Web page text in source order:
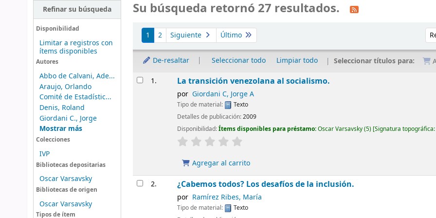
Refinar su búsqueda
Disponibilidad
Limitar a registros con
ítems disponibles
Autores
Abbo de Calvani, Ade...
Araujo, Orlando
Comité de Estadístic...
Denis, Roland
Giordani C., Jorge
Mostrar más
Colecciones
IVP
Bibliotecas depositarias
Oscar Varsavsky
Bibliotecas de origen
Oscar Varsavsky
Tipos de ítem
Su búsqueda retornó 27 resultados.
Ordenar
1 2 Siguiente Último
De-resaltar Seleccionar todo Limpiar todo Seleccionar títulos para:
Resultados
1. La transición venezolana al socialismo.
por Giordani C, Jorge A
Tipo de material:
Texto
Detalles de publicación:2009
Disponibilidad:Ítems disponibles para préstamo:Oscar Varsavsky(5) Signatura
Agregar al carrito
2. ¿Cabemos todos? Los desafíos de la inclusión.
por Ramírez Ribes, María
Tipo de material:
Texto